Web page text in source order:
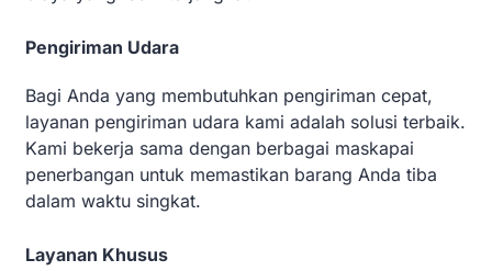
Pengiriman Udara
Bagi Anda yang membutuhkan pengiriman cepat,
layanan pengiriman udara kami adalah solusi terbaik.
Kami bekerja sama dengan berbagai maskapai
penerbangan untuk memastikan barang Anda tiba
dalam waktu singkat.
Layanan Khusus